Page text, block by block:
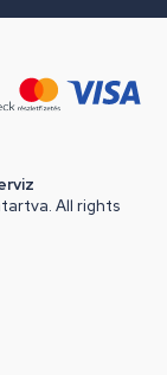
All rights